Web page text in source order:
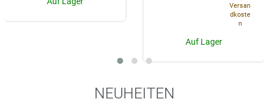
Versan
dkoste
n
Auf Lager
NEUHEITEN